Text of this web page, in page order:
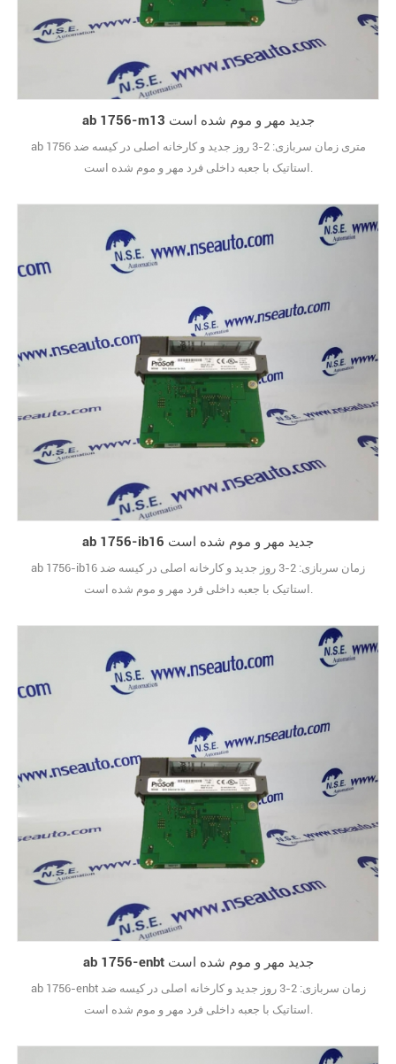
ab 1756-m13 جدید مهر و موم شده است
ab 1756 متری زمان سربازی: 2-3 روز جدید و کارخانه اصلی در کیسه ضد
ab 1756-ib16 جدید مهر و موم شده است
ab 1756-ib16 زمان سربازی: 2-3 روز جدید و کارخانه اصلی در کیسه ضد
ab 1756-enbt جدید مهر و موم شده است
ab 1756-enbt زمان سربازی: 2-3 روز جدید و کارخانه اصلی در کیسه ضد
استاتیک با جعبه داخلی فرد مهر و موم شده است.